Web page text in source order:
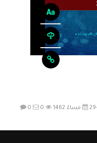
0 0 1462